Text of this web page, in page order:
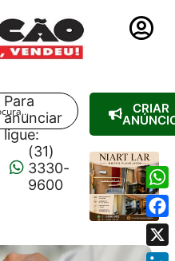
Para
anunciar
ligue:
(31)
3330-
9600
CRIAR
X